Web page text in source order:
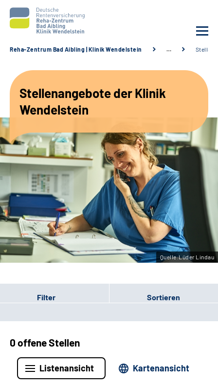
Unsere Angebote
Karriere
Sozialdienste & Zuweisende
Suche
Leichte Sprache
Gebärdensprache
Reha-Zentrum Bad Aibling | Klinik Wendelstein …
Stellenangebote der Klinik
Wendelstein
Quelle:Lüder Lindau
Filter Sortieren
0 offene Stellen
Listenansicht Kartenansicht